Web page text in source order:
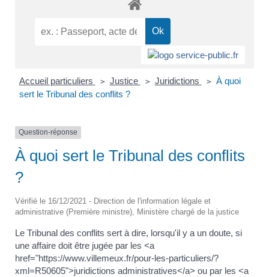
Accueil particuliers > Justice > Juridictions > À quoi
sert le Tribunal des conflits ?
Question-réponse
À quoi sert le Tribunal des conflits
?
Vérifié le 16/12/2021 - Direction de l'information légale et
administrative (Première ministre), Ministère chargé de la justice
Le Tribunal des conflits sert à dire, lorsqu'il y a un doute, si
une affaire doit être jugée par les <a
href="https://www.villemeux.fr/pour-les-particuliers/?
xml=R50605">juridictions administratives</a> ou par les <a